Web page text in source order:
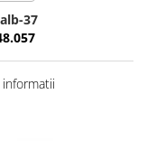
37